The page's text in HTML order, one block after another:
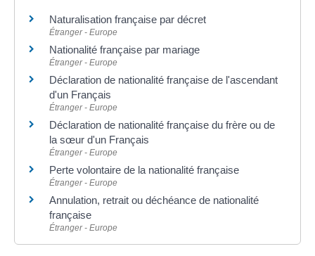
Naturalisation française par décret
Étranger - Europe
Nationalité française par mariage
Étranger - Europe
Déclaration de nationalité française de l'ascendant
d'un Français
Étranger - Europe
Déclaration de nationalité française du frère ou de
la sœur d'un Français
Étranger - Europe
Perte volontaire de la nationalité française
Étranger - Europe
Annulation, retrait ou déchéance de nationalité
française
Étranger - Europe